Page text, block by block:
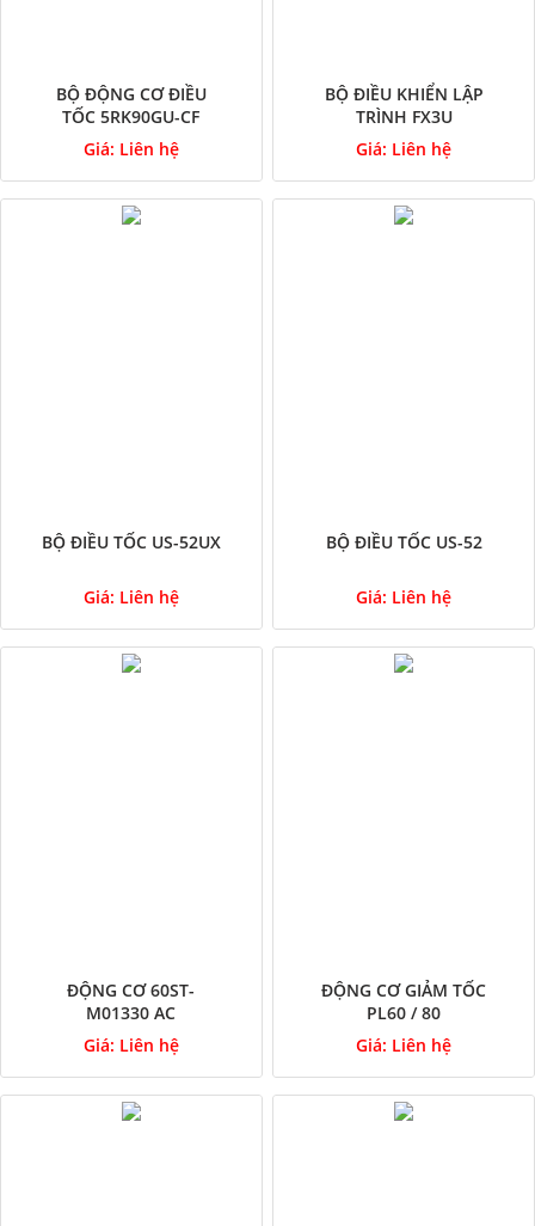
BỘ ĐỘNG CƠ ĐIỀU
TỐC 5RK90GU-CF
Giá: Liên hệ
BỘ ĐIỀU KHIỂN LẬP
TRÌNH FX3U
Giá: Liên hệ
BỘ ĐIỀU TỐC US-52UX
Giá: Liên hệ
BỘ ĐIỀU TỐC US-52
Giá: Liên hệ
ĐỘNG CƠ 60ST-
M01330 AC
Giá: Liên hệ
ĐỘNG CƠ GIẢM TỐC
PL60 / 80
Giá: Liên hệ